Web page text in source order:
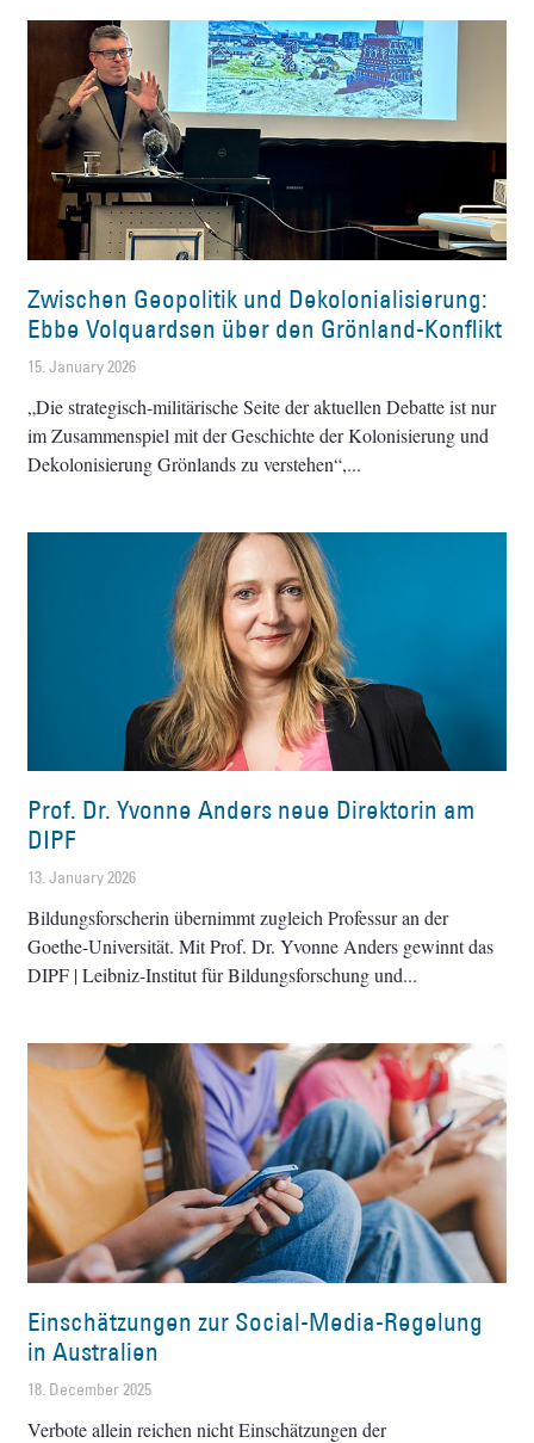
Zwischen Geopolitik und Dekolonialisierung:
Ebbe Volquardsen über den Grönland-Konflikt
15. January 2026
„Die strategisch-militärische Seite der aktuellen Debatte ist nur
im Zusammenspiel mit der Geschichte der Kolonisierung und
Dekolonisierung Grönlands zu verstehen“,
Prof. Dr. Yvonne Anders neue Direktorin am
DIPF
13. January 2026
Bildungsforscherin übernimmt zugleich Professur an der
Goethe-Universität. Mit Prof. Dr. Yvonne Anders gewinnt das
DIPF | Leibniz-Institut für Bildungsforschung und
Einschätzungen zur Social-Media-Regelung
in Australien
18. December 2025
Verbote allein reichen nicht Einschätzungen der